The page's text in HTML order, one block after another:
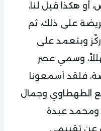
أو هكذا قيل لنا،
على ذلك، ثم
ركّز وبتعمد على
وسمي عصر
فلقد أسمعونا
الطهطاوي وجمال
ومحمد عبدة
عن تقييمي